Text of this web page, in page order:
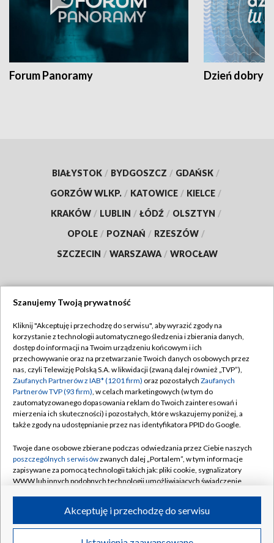
Forum Panoramy Dzień dobry
BIAŁYSTOK / BYDGOSZCZ / GDAŃSK /
GORZÓW WLKP. / KATOWICE / KIELCE /
KRAKÓW / LUBLIN / ŁÓDŹ / OLSZTYN /
OPOLE / POZNAŃ / RZESZÓW /
SZCZECIN / WARSZAWA / WROCŁAW
TVP
Abonament TVP
Emisja w TVP
Centrum informacji TVP
Naziemna Telewizja Cyfrowa
Rada Programowa
System NOS
Informacje o nadawcy
Program dla prasy
Regulamin TVP
Polityka prywatności
Moje zgody
Pomoc
Kontakt
Kanały
©2026 Telewizja Polska S.A. w likwidacji
Szanujemy Twoją prywatność
Kliknij "Akceptuję i przechodzę do serwisu", aby wyrazić zgody na
korzystanie z technologii automatycznego śledzenia i zbierania danych,
dostęp do informacji na Twoim urządzeniu końcowym i ich
przechowywanie oraz na przetwarzanie Twoich danych osobowych przez
nas, czyli Telewizję Polską S.A. w likwidacji (zwaną dalej również „TVP”),
Zaufanych Partnerów z IAB* (1201 firm) oraz pozostałych Zaufanych
Partnerów TVP (93 firm), w celach marketingowych (w tym do
zautomatyzowanego dopasowania reklam do Twoich zainteresowań i
mierzenia ich skuteczności) i pozostałych, które wskazujemy poniżej, a
także zgody na udostępnianie przez nas identyfikatora PPID do Google.
Twoje dane osobowe zbierane podczas odwiedzania przez Ciebie naszych
poszczególnych serwisówzwanych dalej „Portalem”, w tym informacje
zapisywane za pomocą technologii takich jak: pliki cookie, sygnalizatory
WWW lub innych podobnych technologii umożliwiających świadczenie
ruchu w Internecie.
Twoje dane osobowe zbierane podczas odwiedzania przez Ciebie
Akceptuję i przechodzę do serwisu